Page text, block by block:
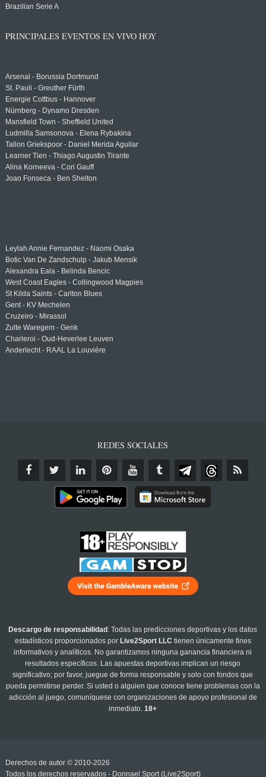
Brazilian Serie A
PRINCIPALES EVENTOS EN VIVO HOY
Arsenal - Borussia Dortmund
St. Pauli - Greuther Fürth
Energie Cottbus - Hannover
Nürnberg - Dynamo Dresden
Mansfield Town - Sheffield United
Ludmilla Samsonova - Elena Rybakina
Tallon Griekspoor - Daniel Merida Aguilar
Learner Tien - Thiago Augustin Tirante
Alina Korneeva - Cori Gauff
Joao Fonseca - Ben Shelton
Leylah Annie Fernandez - Naomi Osaka
Botic Van De Zandschulp - Jakub Mensik
Alexandra Eala - Belinda Bencic
West Coast Eagles - Collingwood Magpies
St Kilda Saints - Carlton Blues
Gent - KV Mechelen
Cruzeiro - Mirassol
Zulte Waregem - Genk
Charleroi - Oud-Heverlee Leuven
Anderlecht - RAAL La Louvière
REDES SOCIALES
Descargo de responsabilidad : Todas las predicciones deportivas y los datos
estadísticos proporcionados por Live2Sport LLC tienen únicamente fines
informativos y analíticos. No garantizamos ninguna ganancia financiera ni
resultados específicos. Las apuestas deportivas implican un riesgo
significativo; por favor, juegue de forma responsable y solo con fondos que
pueda permitirse perder. Si usted o alguien que conoce tiene problemas con la
adicción al juego, comuníquese con organizaciones de apoyo profesional de
inmediato.18+
Derechos de autor © 2010-2026
Todos los derechos reservados - Donnael Sport (Live2Sport)